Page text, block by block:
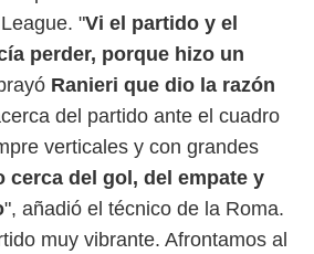
"Vi el partido y el
perder, porque hizo un
Ranieri que dio la razón
del partido ante el cuadro
verticales y con grandes
cerca del gol, del empate y
", añadió el técnico de la Roma.
muy vibrante. Afrontamos al